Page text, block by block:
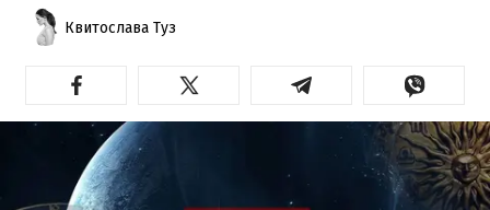
Квитослава Туз